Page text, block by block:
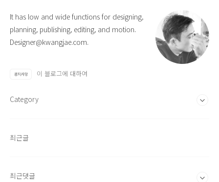
It has low and wide functions for designing,
planning, publishing, editing, and motion.
Designer@kwangjae.com.
공지사항 이 블로그에 대하여
Category
최근글
최근댓글